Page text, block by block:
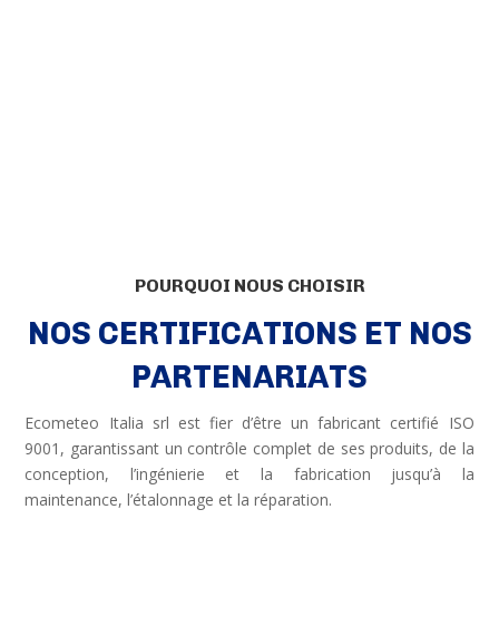
POURQUOI NOUS CHOISIR
NOS CERTIFICATIONS ET NOS
PARTENARIATS
Ecometeo Italia srl est fier d’être un fabricant certifié ISO
9001, garantissant un contrôle complet de ses produits, de la
conception, l’ingénierie et la fabrication jusqu’à la
maintenance, l’étalonnage et la réparation.